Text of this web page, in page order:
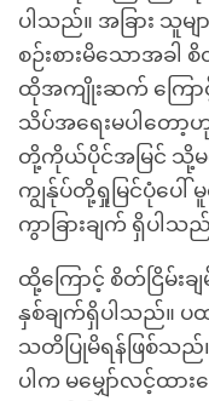
ပါသည်။ အခြား သူမ
စဉ်းစားမိသောအခ
ထိုအကျိုးဆက် ကြော
သိပ်အရေးမပါတော့
တို့ကိုယ်ပိုင်အမြင် သို့
ကျွန်ုပ်တို့ရှုမြင်ပုံပေါ်
ကွာခြားချက် ရှိပါသ
ထို့ကြောင့် စိတ်ငြိမ်း
နှစ်ချက်ရှိပါသည်။
သတိပြုမိရန်ဖြစ်သည်
ပါက မမျှော်လင့်ထာ